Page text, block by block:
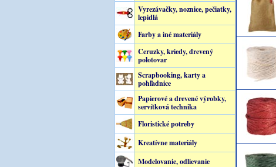
Vyrezávačky, noznice, pečiatky,
lepidlá
Farby a iné materiály
Ceruzky, kriedy, drevený
polotovar
Scrapbooking, karty a
pohľadnice
Papierové a drevené výrobky,
servítková technika
Floristické potreby
Kreatívne materiály
Modelovanie, odlievanie